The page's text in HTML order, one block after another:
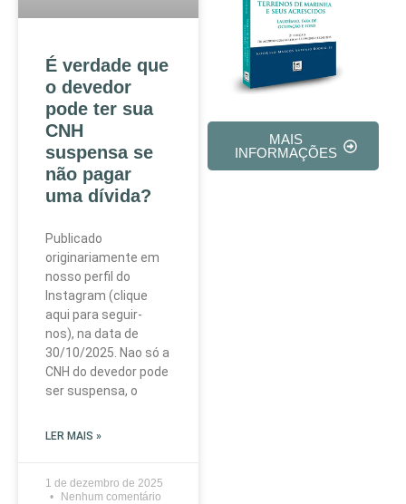
É verdade que
o devedor
pode ter sua
CNH
suspensa se
não pagar
uma dívida?
Publicado
originariamente em
nosso perfil do
Instagram (clique
aqui para seguir-
nos), na data de
30/10/2025. Nao só a
CNH do devedor pode
ser suspensa, o
LER MAIS »
1 de dezembro de 2025
Nenhum comentário
MAIS
INFORMAÇÕES